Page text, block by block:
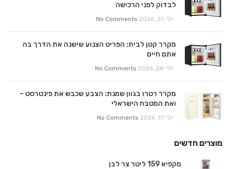
לבדוק לפני הרכישה
יולי 31, 2026 No Comments
מקרר קטן לבית: הפריט הצנוע שישנה את הדרך בה
אתם חיים
יולי 28, 2026 No Comments
מקרר רטרו בגוון שמנת: הצבע שכבש את פינטרסט –
ואת המטבח הישראלי
יולי 17, 2026 No Comments
מוצרים חדשים
מקפיא 159 ליטר צר לבן